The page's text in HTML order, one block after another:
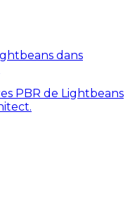
dans
PBR de Lightbeans